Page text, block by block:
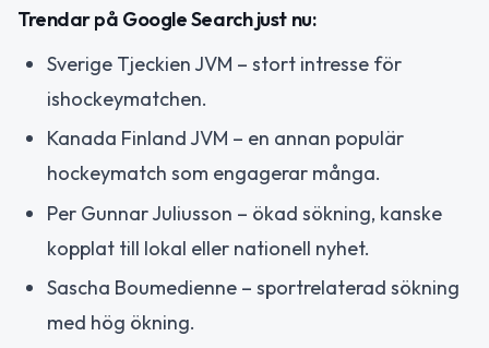
Trendar på Google Search just nu:
Sverige Tjeckien JVM – stort intresse för
ishockeymatchen.
Kanada Finland JVM – en annan populär
hockeymatch som engagerar många.
Per Gunnar Juliusson – ökad sökning, kanske
kopplat till lokal eller nationell nyhet.
Sascha Boumedienne – sportrelaterad sökning
med hög ökning.